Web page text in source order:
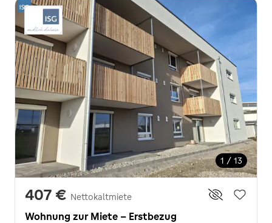
1 / 13
407 € Nettokaltmiete
Wohnung zur Miete - Erstbezug